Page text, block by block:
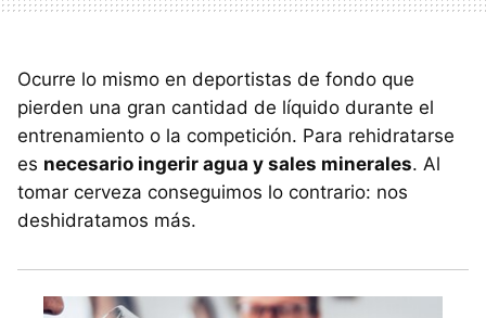
Ocurre lo mismo en deportistas de fondo que
pierden una gran cantidad de líquido durante el
entrenamiento o la competición. Para rehidratarse
es necesario ingerir agua y sales minerales. Al
tomar cerveza conseguimos lo contrario: nos
deshidratamos más.